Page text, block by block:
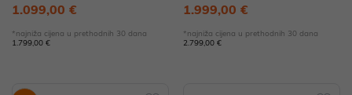
1.099,00 €
*najniža cijena u prethodnih 30 dana
1.799,00 €
1.999,00 €
*najniža cijena u prethodnih 30 dana
2.799,00 €